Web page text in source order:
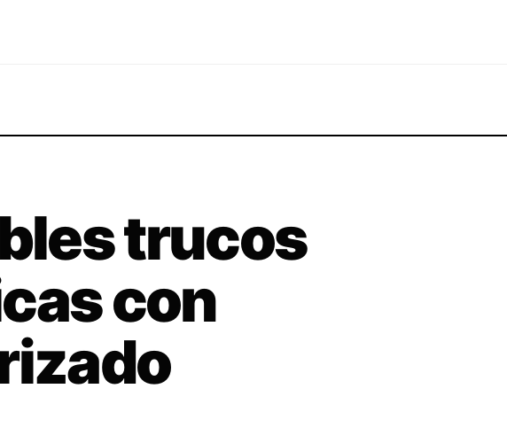
trucos
con